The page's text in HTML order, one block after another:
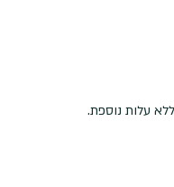
עלות נוספת.